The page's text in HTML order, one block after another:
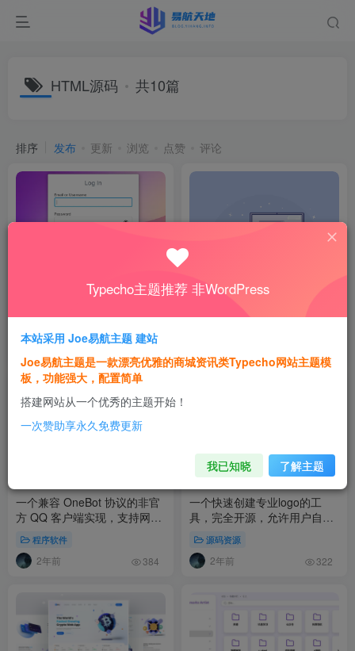
HTML源码 共10篇
排序 发布 更新 浏览 点赞 评论
一个浏览器就能拥有一个完整
吊打全网所有精美导航页引导
页HTML源码
一个兼容 OneBot 协议的非官
方 QQ 客户端实现，支持网页
及 electron 客户端
程序软件
2年前 384
一个快速创建专业logo的工
具，完全开源，允许用户自定
源码资源
2年前 322
Typecho主题推荐 非WordPress
本站采用 Joe易航主题 建站
Joe易航主题是一款漂亮优雅的商城资讯类Typecho网站主题模
板，功能强大，配置简单
搭建网站从一个优秀的主题开始！
一次赞助享永久免费更新
我已知晓 了解主题